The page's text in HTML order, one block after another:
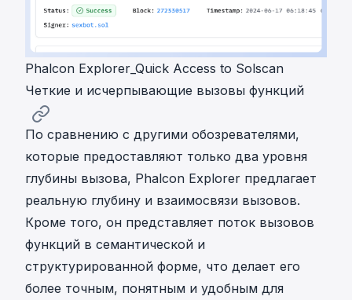
Phalcon Explorer_Quick Access to Solscan
Четкие и исчерпывающие вызовы функций
По сравнению с другими обозревателями,
которые предоставляют только два уровня
глубины вызова, Phalcon Explorer предлагает
реальную глубину и взаимосвязи вызовов.
Кроме того, он представляет поток вызовов
функций в семантической и
структурированной форме, что делает его
более точным, понятным и удобным для